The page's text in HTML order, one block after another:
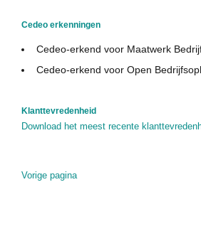
Cedeo erkenningen
Cedeo-erkend voor Maatwerk
Cedeo-erkend voor Open
Klanttevredenheid
Download het meest recente
Vorige pagina